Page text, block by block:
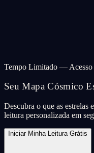
Tempo Limitado — Acesso
Seu Mapa Cósmico
Descubra o que as estrelas
leitura personalizada em
Iniciar Minha Leitura Grátis